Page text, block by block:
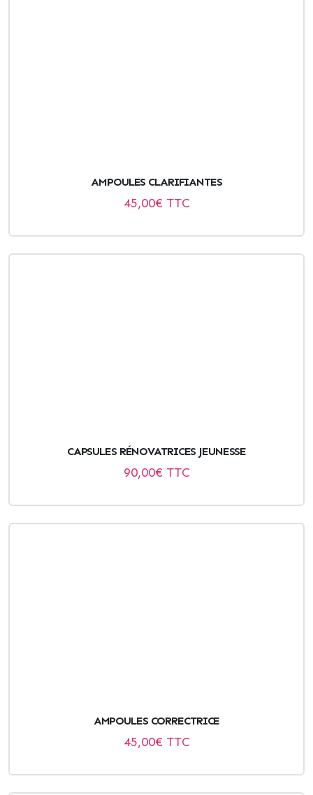
AMPOULES CLARIFIANTES
45,00€ TTC
CAPSULES RÉNOVATRICES JEUNESSE
90,00€ TTC
AMPOULES CORRECTRICE
45,00€ TTC